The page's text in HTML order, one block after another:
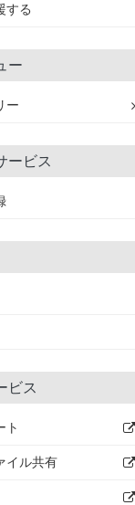
する
ー
ー
ービス
ビス
ト
イル共有